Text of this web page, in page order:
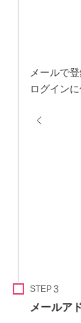
メールで
ログイン
STEP
メールア